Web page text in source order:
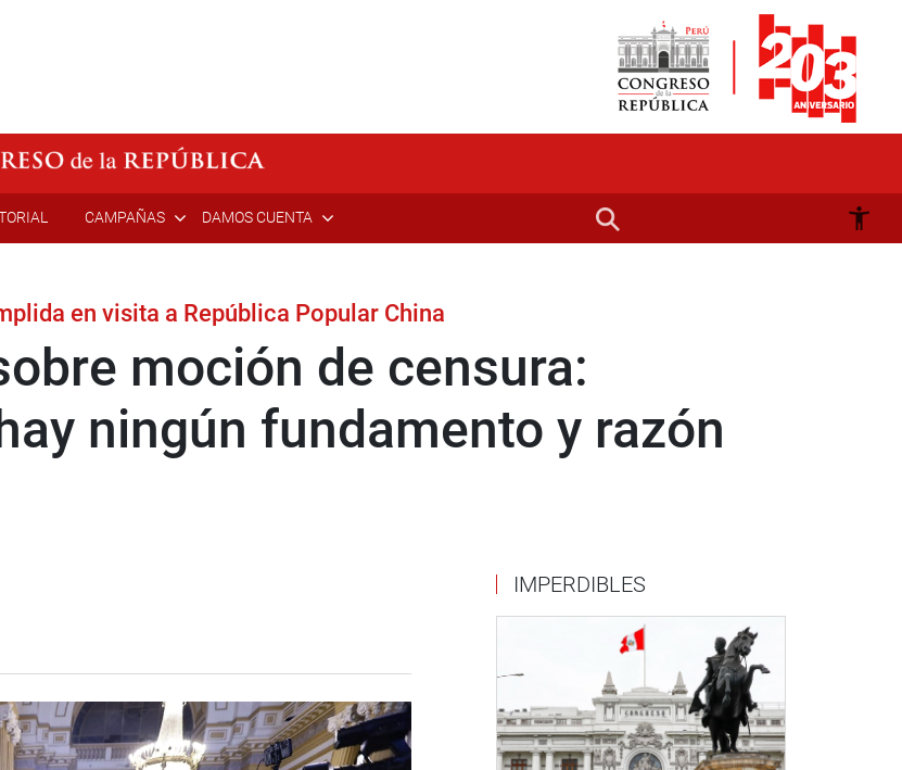
CAMPAÑAS DAMOS CUENTA
en visita a República Popular China
moción de censura:
ningún fundamento y razón
IMPERDIBLES